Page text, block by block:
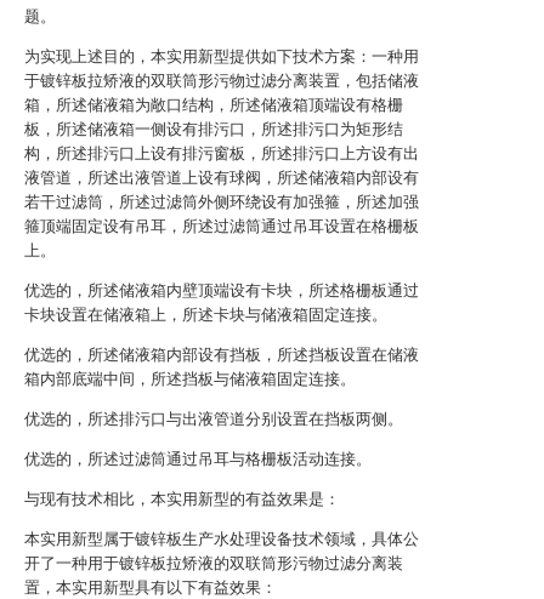
题。
为实现上述目的，本实用新型提供如下技术方案：一种用
于镀锌板拉矫液的双联筒形污物过滤分离装置，包括储液
箱，所述储液箱为敞口结构，所述储液箱顶端设有格栅
板，所述储液箱一侧设有排污口，所述排污口为矩形结
构，所述排污口上设有排污窗板，所述排污口上方设有出
液管道，所述出液管道上设有球阀，所述储液箱内部设有
若干过滤筒，所述过滤筒外侧环绕设有加强箍，所述加强
箍顶端固定设有吊耳，所述过滤筒通过吊耳设置在格栅板
上。
优选的，所述储液箱内壁顶端设有卡块，所述格栅板通过
卡块设置在储液箱上，所述卡块与储液箱固定连接。
优选的，所述储液箱内部设有挡板，所述挡板设置在储液
箱内部底端中间，所述挡板与储液箱固定连接。
优选的，所述排污口与出液管道分别设置在挡板两侧。
优选的，所述过滤筒通过吊耳与格栅板活动连接。
与现有技术相比，本实用新型的有益效果是：
本实用新型属于镀锌板生产水处理设备技术领域，具体公
开了一种用于镀锌板拉矫液的双联筒形污物过滤分离装
置，本实用新型具有以下有益效果：